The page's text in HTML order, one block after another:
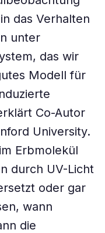
das Verhalten
unter
das wir
Modell für
Co-Autor
University.
Erbmolekül
durch UV-Licht
oder gar
wann
die